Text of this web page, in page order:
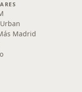
Madrid